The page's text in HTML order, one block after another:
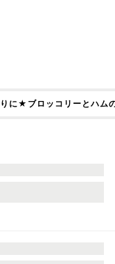
に★ブロッコリーとハム